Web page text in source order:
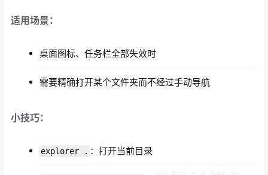
适用场景：
桌面图标、任务栏全部失效时
需要精确打开某个文件夹而不经过手动导航
小技巧：
explorer . ：打开当前目录